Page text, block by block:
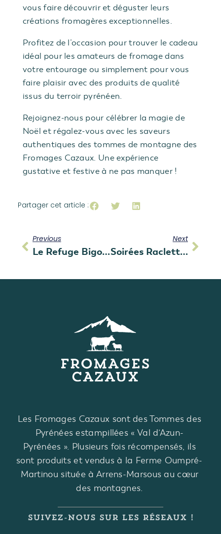
vous faire découvrir et déguster leurs
créations fromagères exceptionnelles.
Profitez de l’occasion pour trouver le cadeau
idéal pour les amateurs de fromage dans
votre entourage ou simplement pour vous
faire plaisir avec des produits de qualité
issus du terroir pyrénéen.
Rejoignez-nous pour célébrer la magie de
Noël et régalez-vous avec les saveurs
authentiques des tommes de montagne des
Fromages Cazaux. Une expérience
gustative et festive à ne pas manquer !
Previous
Le Refuge Bigourdan À Tarbes • Ouverture Le 2 Décembre
Next
Soirées Raclette • Hiver 2023-2024
Partager cet article :
Les Fromages Cazaux sont des Tommes des
Pyrénées estampillées « Val d’Azun-
Pyrénées ». Plusieurs fois récompensés, ils
sont produits et vendus à la Ferme Oumpré-
Martinou située à Arrens-Marsous au cœur
des montagnes.
SUIVEZ-NOUS SUR LES RÉSEAUX !